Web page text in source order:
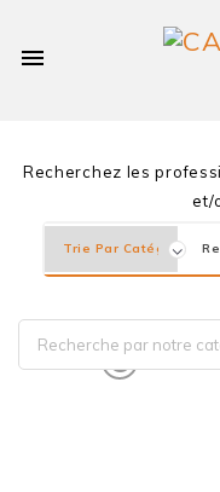

Recherchez les
et/